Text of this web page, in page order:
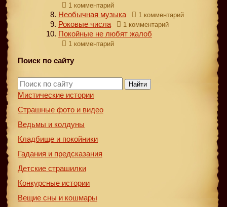
1 комментарий
Необычная музыка 1 комментарий
Роковые числа 1 комментарий
Покойные не любят жалоб
1 комментарий
Поиск по сайту
Найти
Мистические истории
Страшные фото и видео
Ведьмы и колдуны
Кладбище и покойники
Гадания и предсказания
Детские страшилки
Конкурсные истории
Вещие сны и кошмары